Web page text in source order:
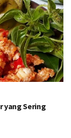
yang Sering